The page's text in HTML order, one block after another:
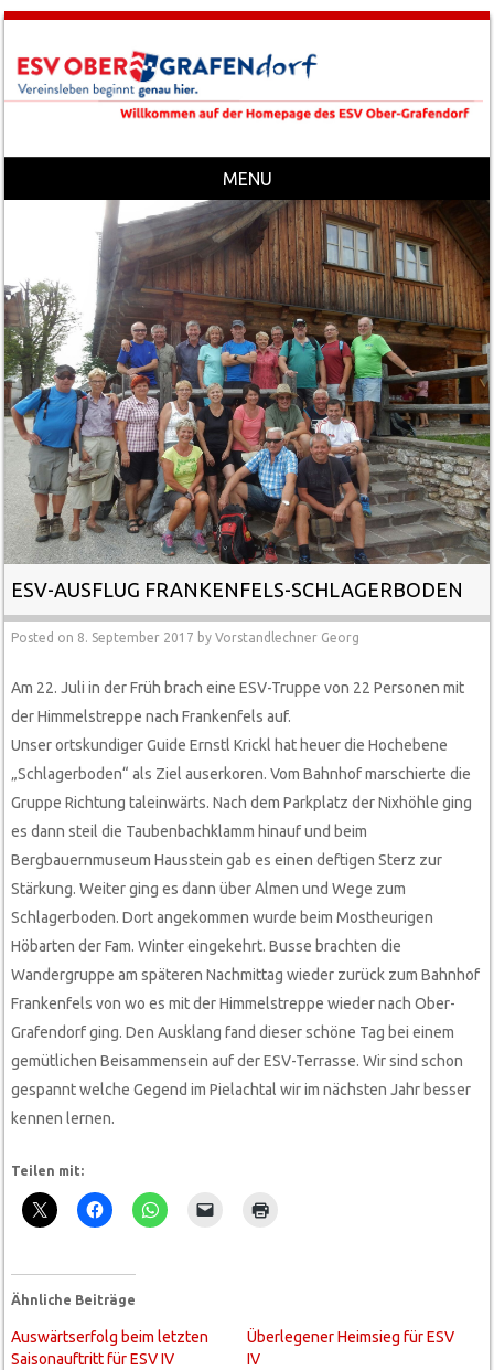
MENU
Skip to content
ESV-AUSFLUG FRANKENFELS-SCHLAGERBODEN
Posted on 8. September 2017 byVorstandlechner Georg
Am 22. Juli in der Früh brach eine ESV-Truppe von 22 Personen mit
der Himmelstreppe nach Frankenfels auf.
Unser ortskundiger Guide Ernstl Krickl hat heuer die Hochebene
„Schlagerboden“ als Ziel auserkoren. Vom Bahnhof marschierte die
Gruppe Richtung taleinwärts. Nach dem Parkplatz der Nixhöhle ging
es dann steil die Taubenbachklamm hinauf und beim
Bergbauernmuseum Hausstein gab es einen deftigen Sterz zur
Stärkung. Weiter ging es dann über Almen und Wege zum
Schlagerboden. Dort angekommen wurde beim Mostheurigen
Höbarten der Fam. Winter eingekehrt. Busse brachten die
Wandergruppe am späteren Nachmittag wieder zurück zum Bahnhof
Frankenfels von wo es mit der Himmelstreppe wieder nach Ober-
Grafendorf ging. Den Ausklang fand dieser schöne Tag bei einem
gemütlichen Beisammensein auf der ESV-Terrasse. Wir sind schon
gespannt welche Gegend im Pielachtal wir im nächsten Jahr besser
kennen lernen.
Teilen mit:
Ähnliche Beiträge
Auswärtserfolg beim letzten
Saisonauftritt für ESV IV
Überlegener Heimsieg für ESV
IV